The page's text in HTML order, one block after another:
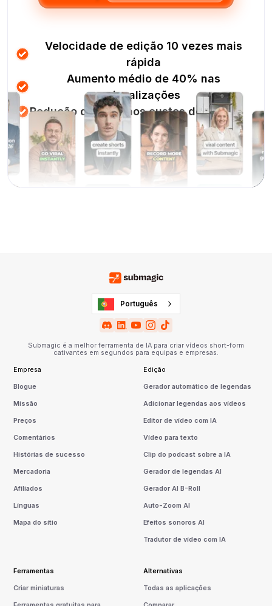
Velocidade de edição 10 vezes mais
rápida
Aumento médio de 40% nas
visualizações
Redução de 80% nos custos de edição
Português
Submagic é a melhor ferramenta de IA para criar vídeos short-form
cativantes em segundos para equipas e empresas.
Empresa
Blogue
Missão
Preços
Comentários
Histórias de sucesso
Mercadoria
Afiliados
Línguas
Mapa do sítio
Edição
Gerador automático de legendas
Adicionar legendas aos vídeos
Editor de vídeo com IA
Vídeo para texto
Clip do podcast sobre a IA
Gerador de legendas AI
Gerador AI B-Roll
Auto-Zoom AI
Efeitos sonoros AI
Tradutor de vídeo com IA
Ferramentas
Criar miniaturas
Alternativas
Todas as aplicações